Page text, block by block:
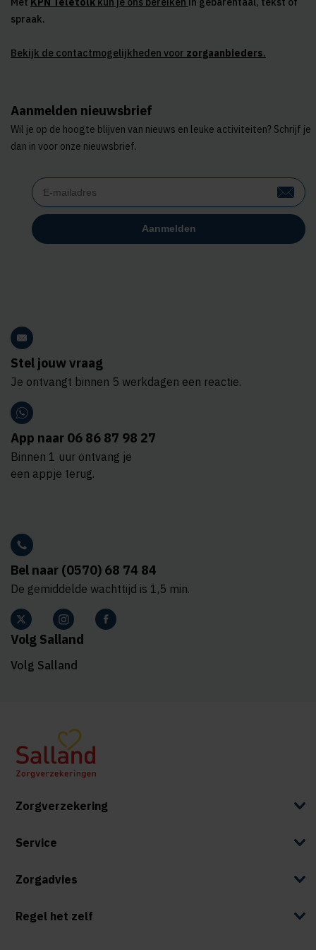
spraak.
Bekijk de contactmogelijkheden voor zorgaanbieders.
Aanmelden nieuwsbrief
Wil je op de hoogte blijven van nieuws en leuke activiteiten? Schrijf je
dan in voor onze nieuwsbrief.
Stel jouw vraag
Je ontvangt binnen 5 werkdagen een reactie.
App naar 06 86 87 98 27
Binnen 1 uur ontvang je
een appje terug.
Bel naar (0570) 68 74 84
De gemiddelde wachttijd is 1,5 min.
Volg Salland
Volg Salland
Zorgverzekering
Service
Zorgadvies
Regel het zelf